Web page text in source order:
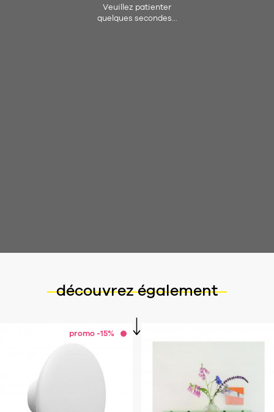
Veuillez patienter
quelques secondes...
découvrez également
promo -15%